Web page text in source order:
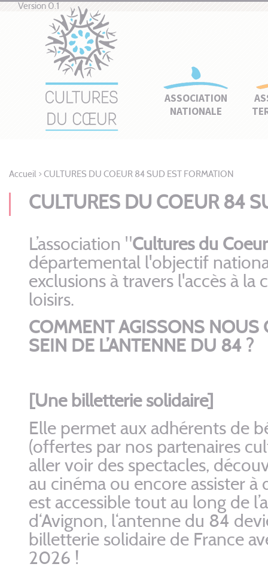
Version 0.1
ASSOCIATION
NATIONALE
Accueil > CULTURES DU COEUR 84 SUD EST FORMATION
CULTURES DU COEUR 84
L’association "Cultures du
départemental l'objectif
exclusions à travers l'accès à la
loisirs.
COMMENT AGISSONS NOUS
SEIN DE L’ANTENNE DU 84 ?
[Une billetterie solidaire]
Elle permet aux adhérents de
(offertes par nos partenaires
aller voir des spectacles,
au cinéma ou encore assister
est accessible tout au long de
d‘Avignon, l‘antenne du 84
billetterie solidaire de France
2026 !